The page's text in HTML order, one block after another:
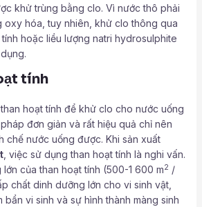
khử trùng bằng clo. Vì nước thô phải
oxy hóa, tuy nhiên, khử clo thông qua
hoặc liều lượng natri hydrosulphite
tính
hoạt tính để khử clo cho nước uống
đơn giản và rất hiệu quả chỉ nên
chế nước uống được. Khi sản xuất
, việc sử dụng than hoạt tính là nghi vấn.
của than hoạt tính (500-1 600 m2 /
chất dinh dưỡng lớn cho vi sinh vật,
vi sinh và sự hình thành màng sinh